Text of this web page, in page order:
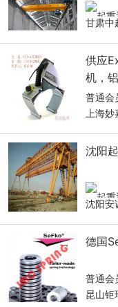
甘肃中
供应
机，
普通会
上海
沈阳
沈阳安
德国
普通会
昆山钜